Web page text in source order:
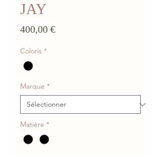
JAY
400,00 €Prix
Coloris *
Marque *
Matière *